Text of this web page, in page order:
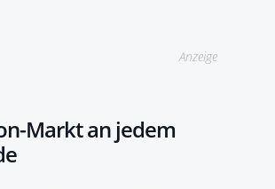
Anzeige
Markt an jedem